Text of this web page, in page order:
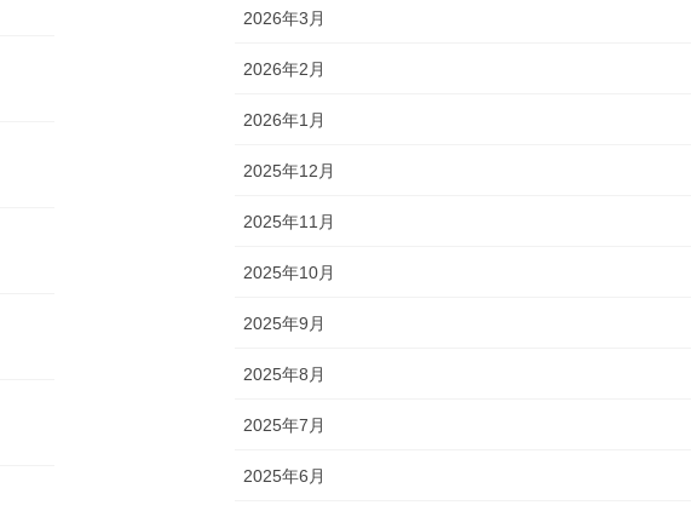
2026年3月
2026年2月
2026年1月
2025年12月
2025年11月
2025年10月
2025年9月
2025年8月
2025年7月
2025年6月